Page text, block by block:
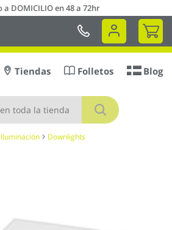
a DOMICILIO en 48 a 72hr
Mi
Buscar
Tiendas Folletos Blog
Iluminación Downlights